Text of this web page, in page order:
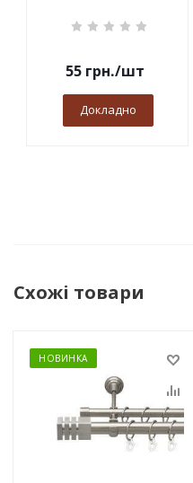
55грн./шт
Докладно
Схожі товари
НОВИНКА